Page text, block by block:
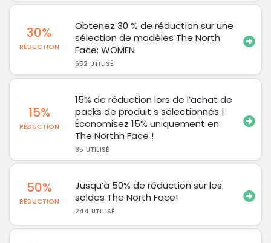
30%
RÉDUCTION
Obtenez 30 % de réduction sur une
sélection de modèles The North
Face: WOMEN
652 UTILISÉ
15%
RÉDUCTION
15% de réduction lors de l’achat de
packs de produit s sélectionnés |
Économisez 15% uniquement en
The Northh Face !
85 UTILISÉ
50%
RÉDUCTION
Jusqu’à 50% de réduction sur les
soldes The North Face!
244 UTILISÉ